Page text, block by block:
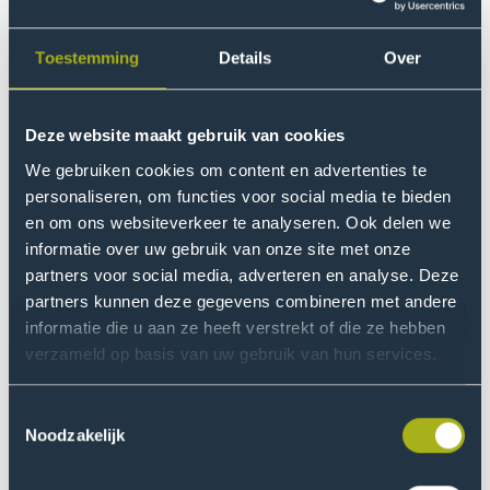
Toestemming Details Over
Deze website maakt gebruik van cookies
We gebruiken cookies om content en advertenties te
personaliseren, om functies voor social media te bieden
en om ons websiteverkeer te analyseren. Ook delen we
informatie over uw gebruik van onze site met onze
partners voor social media, adverteren en analyse. Deze
partners kunnen deze gegevens combineren met andere
informatie die u aan ze heeft verstrekt of die ze hebben
verzameld op basis van uw gebruik van hun services.
Noodzakelijk
Cookie instellingen
Beroepen binnen het
interessegebied ICT
Data analist
Game developer
User experience designer
Webdeveloper
Security architect
AI-specialist
Information Security Officer
Ontwerper duurzame energiesystemen
Social engineer